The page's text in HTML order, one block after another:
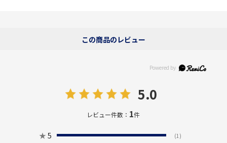
この商品のレビュー
5.0
レビュー件数： 1件
★ 5 (1)